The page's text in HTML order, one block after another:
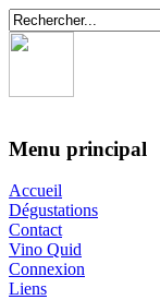
Menu principal
Accueil
Dégustations
Contact
Vino Quid
Connexion
Liens